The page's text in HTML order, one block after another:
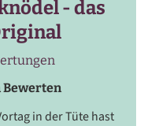
- das
Bewerten
in der Tüte hast